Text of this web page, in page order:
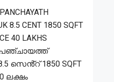
8.5 CENT 1850 SQFT
40 LAKHS
പഞ്ചായത്ത്
സെൻ്റ് 1850 SQFT
ലക്ഷം